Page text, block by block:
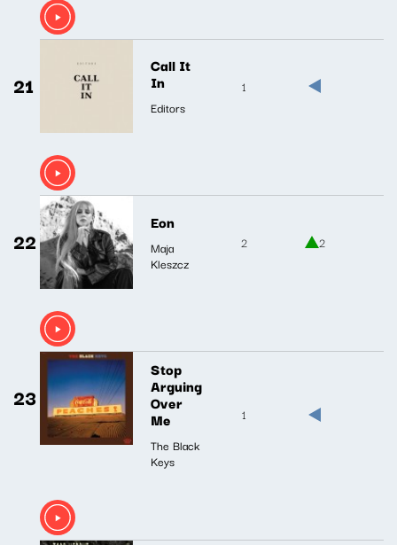
21
Call It
In
Editors
1
22
Eon
Maja
Kleszcz
2 2
23
Stop
Arguing
Over
Me
The Black
Keys
1